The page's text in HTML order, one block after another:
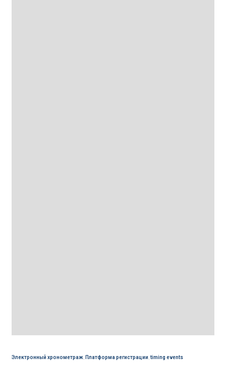
Электронный хронометраж, Платформа регистрации timing events